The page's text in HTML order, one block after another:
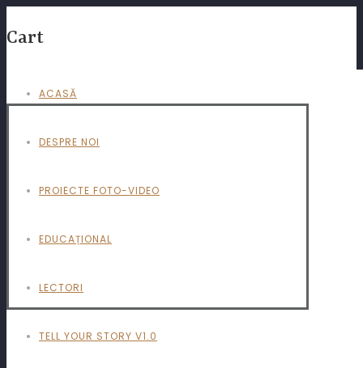
Cart
ACASĂ
DESPRE NOI
PROIECTE FOTO-VIDEO
EDUCAȚIONAL
LECTORI
TELL YOUR STORY V1.0SOLD OUT!